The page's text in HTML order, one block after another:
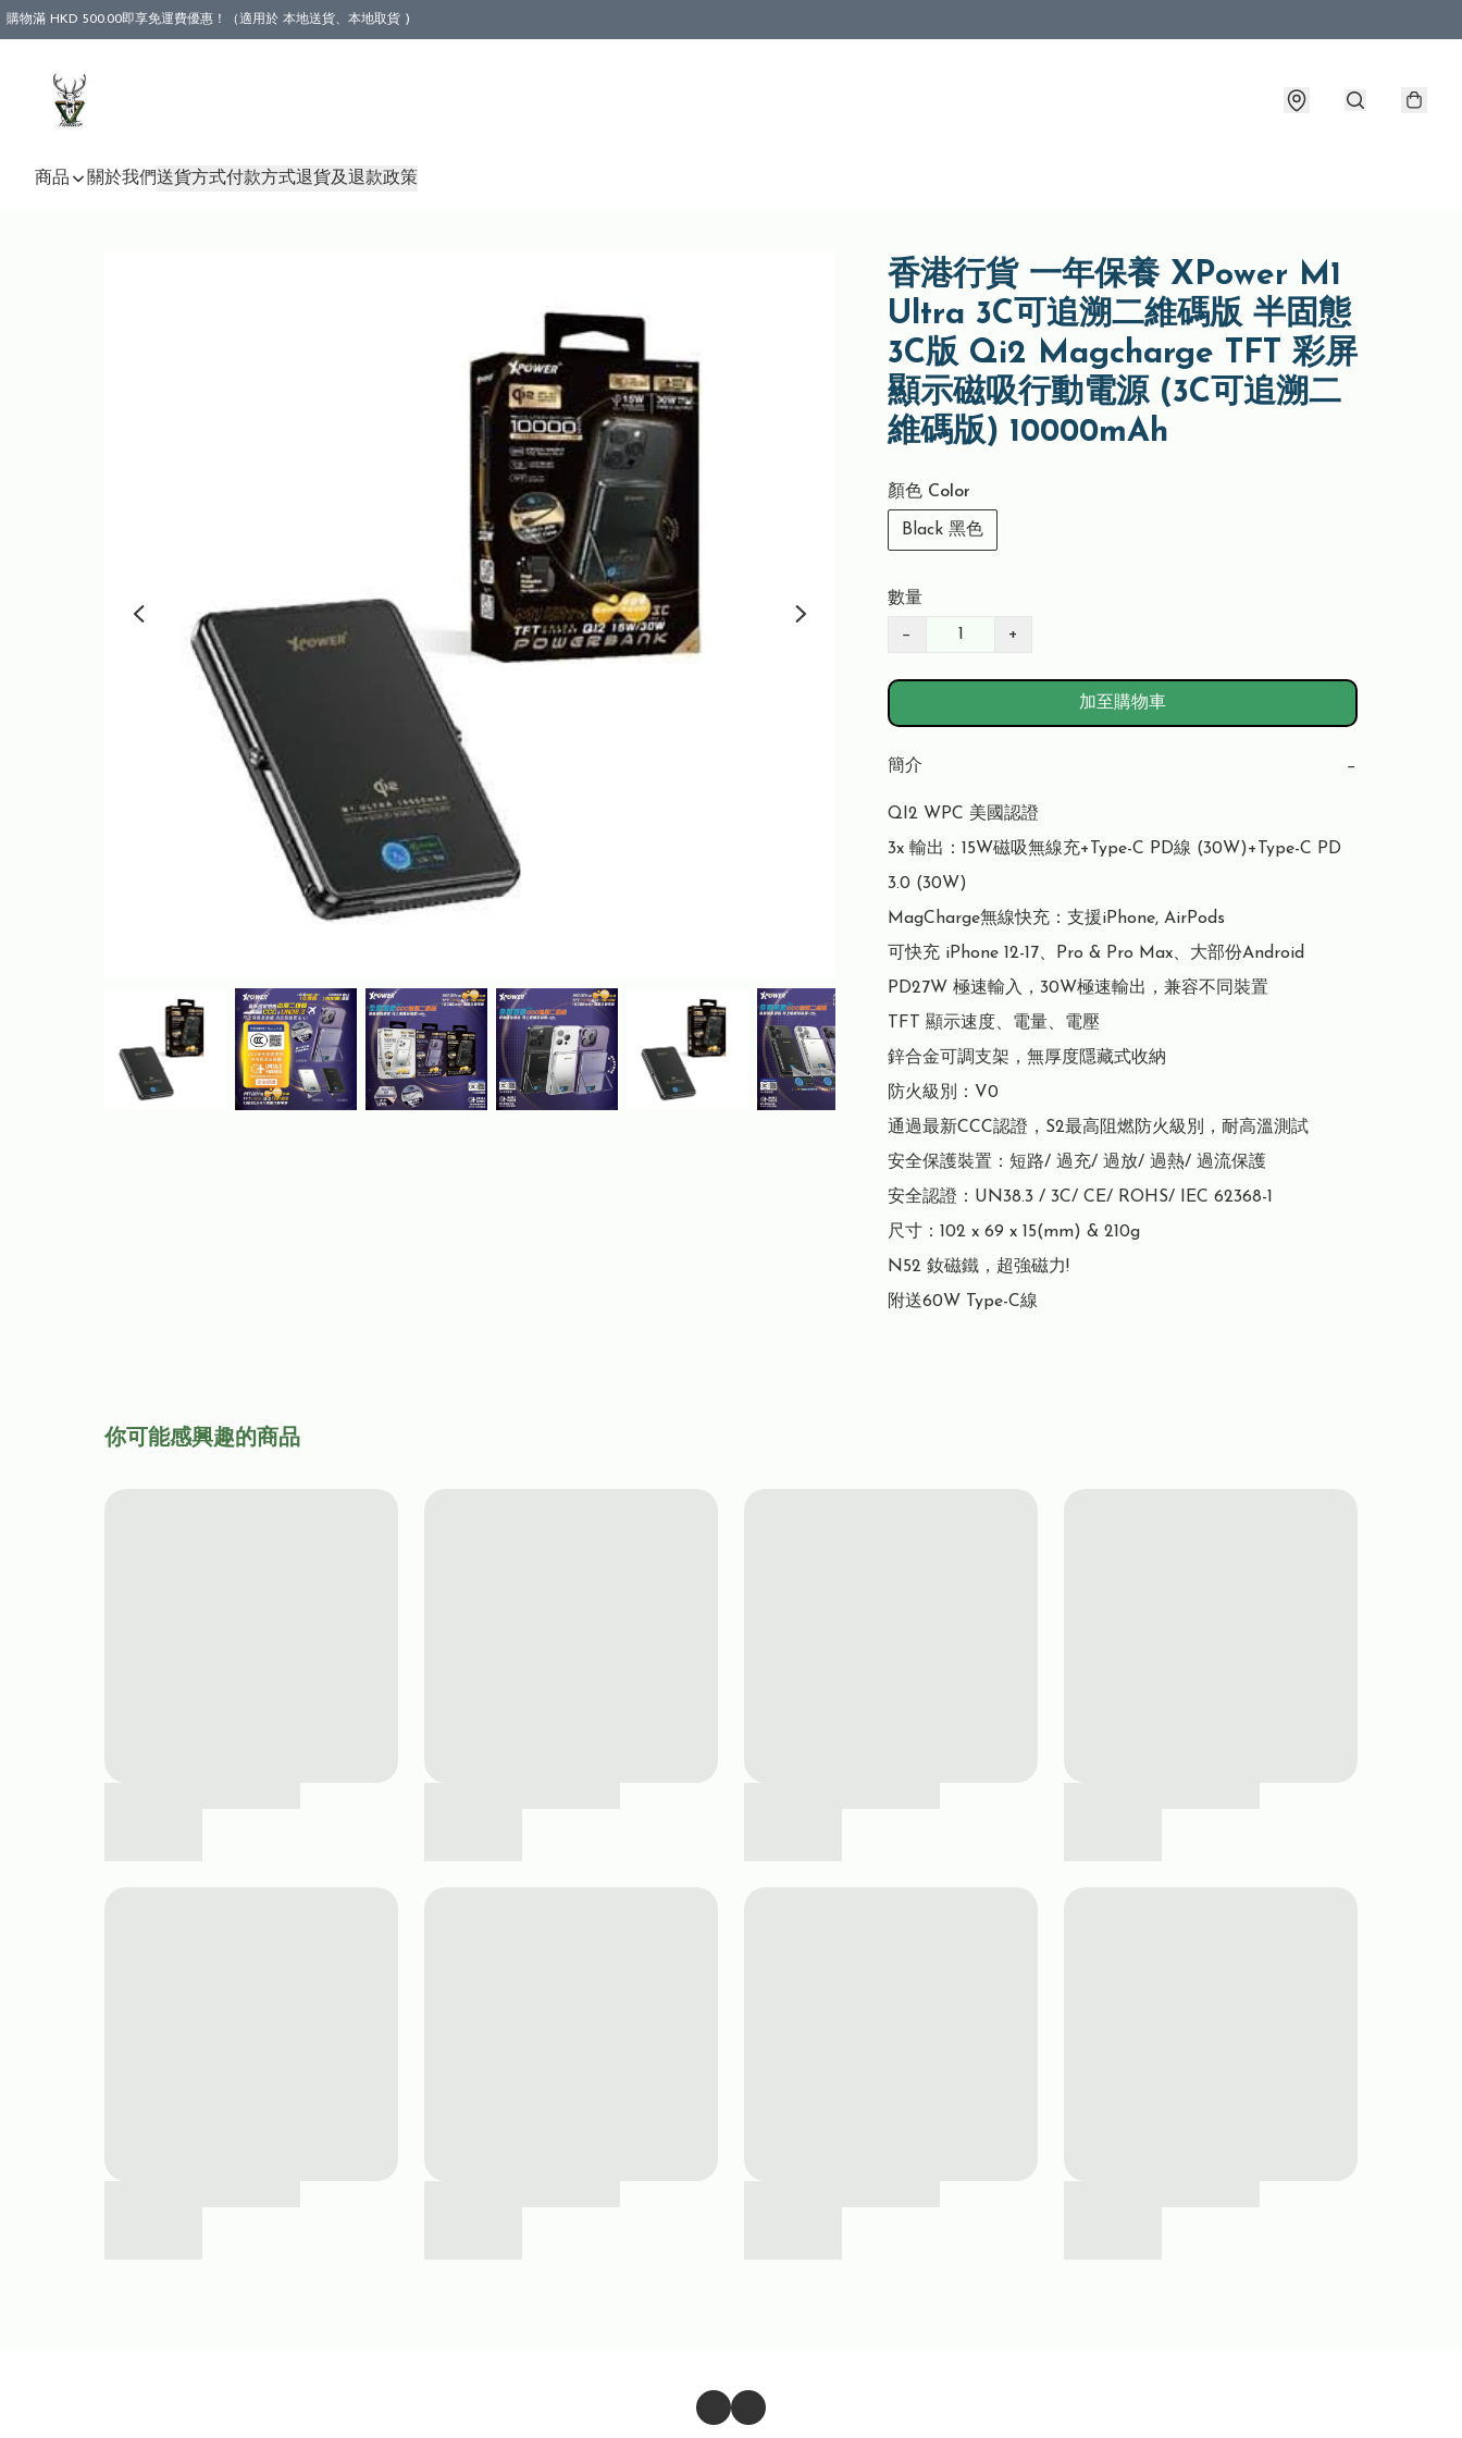
購物滿 HKD 500.00即享免運費優惠！（適用於 本地送貨、本地取貨 )
商品 關於我們送貨方式付款方式退貨及退款政策
香港行貨 一年保養 XPower M1
Ultra 3C可追溯二維碼版 半固態
3C版 Qi2 Magcharge TFT 彩屏
顯示磁吸行動電源 (3C可追溯二
維碼版) 10000mAh
顏色 Color
Black 黑色
數量
− +
加至購物車
簡介 −
QI2 WPC 美國認證
3x 輸出：15W磁吸無線充+Type-C PD線 (30W)+Type-C PD
3.0 (30W)
MagCharge無線快充：支援iPhone, AirPods
可快充 iPhone 12-17、Pro & Pro Max、大部份Android
PD27W 極速輸入，30W極速輸出，兼容不同裝置
TFT 顯示速度、電量、電壓
鋅合金可調支架，無厚度隱藏式收納
防火級別：V0
通過最新CCC認證，S2最高阻燃防火級別，耐高溫測試
安全保護裝置：短路/ 過充/ 過放/ 過熱/ 過流保護
安全認證：UN38.3 / 3C/ CE/ ROHS/ IEC 62368-1
尺寸：102 x 69 x 15(mm) & 210g
N52 釹磁鐵，超強磁力!
附送60W Type-C線
你可能感興趣的商品